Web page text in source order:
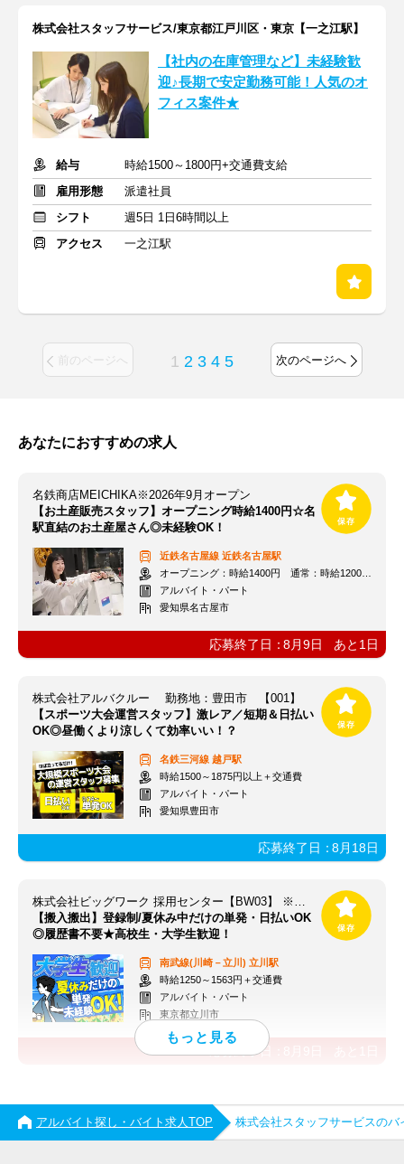
株式会社スタッフサービス/東京都江戸川区・東京【一之江駅】
【社内の在庫管理など】未経験歓
迎♪長期で安定勤務可能！人気のオ
フィス案件★
給与
時給1500～1800円+交通費支給
雇用形態
派遣社員
シフト
週5日 1日6時間以上
アクセス
一之江駅
前のページへ 1 2 3 4 5 次のページへ
あなたにおすすめの求人
名鉄商店MEICHIKA※2026年9月オープン
【お土産販売スタッフ】オープニング時給1400円☆名
駅直結のお土産屋さん◎未経験OK！
近鉄名古屋線 近鉄名古屋駅
オープニング：時給1400円 通常：時給1200円～＋交通費全額支給
アルバイト・パート
愛知県名古屋市
応募終了日：8月9日 あと 1 日
株式会社アルバクルー 勤務地：豊田市 【001】
【スポーツ大会運営スタッフ】激レア／短期＆日払い
OK◎昼働くより涼しくて効率いい！？
名鉄三河線 越戸駅
時給1500～1875円以上＋交通費
アルバイト・パート
愛知県豊田市
応募終了日：8月18日
株式会社ビッグワーク 採用センター【BW03】 ※立川エリア
【搬入搬出】登録制/夏休み中だけの単発・日払いOK
◎履歴書不要★高校生・大学生歓迎！
南武線(川崎－立川) 立川駅
時給1250～1563円＋交通費
アルバイト・パート
東京都立川市
応募終了日：
アルバイト探し・バイト求人TOP 株式会社スタッフサービスの